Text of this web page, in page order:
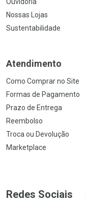
Nossas Lojas
Sustentabilidade
Atendimento
Como Comprar no Site
Formas de Pagamento
Prazo de Entrega
Reembolso
Troca ou Devolução
Marketplace
Redes Sociais